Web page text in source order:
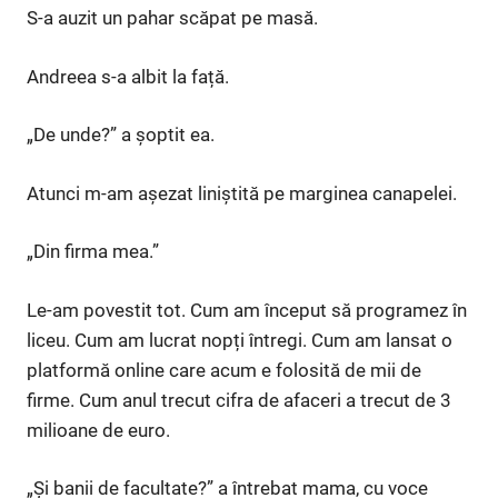
S-a auzit un pahar scăpat pe masă.
Andreea s-a albit la față.
„De unde?” a șoptit ea.
Atunci m-am așezat liniștită pe marginea canapelei.
„Din firma mea.”
Le-am povestit tot. Cum am început să programez în
liceu. Cum am lucrat nopți întregi. Cum am lansat o
platformă online care acum e folosită de mii de
firme. Cum anul trecut cifra de afaceri a trecut de 3
milioane de euro.
„Și banii de facultate?” a întrebat mama, cu voce